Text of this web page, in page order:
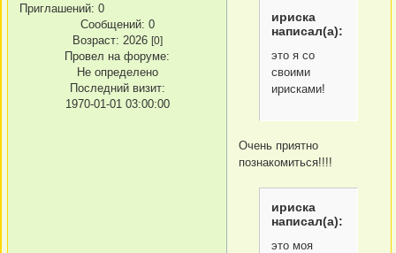
Приглашений: 0
Сообщений: 0
Возраст: 2026 [0]
Провел на форуме:
Не определено
Последний визит:
1970-01-01 03:00:00
ириска
написал(а):
это я со
своими
ирисками!
Очень приятно
познакомиться!!!!
ириска
написал(а):
это моя